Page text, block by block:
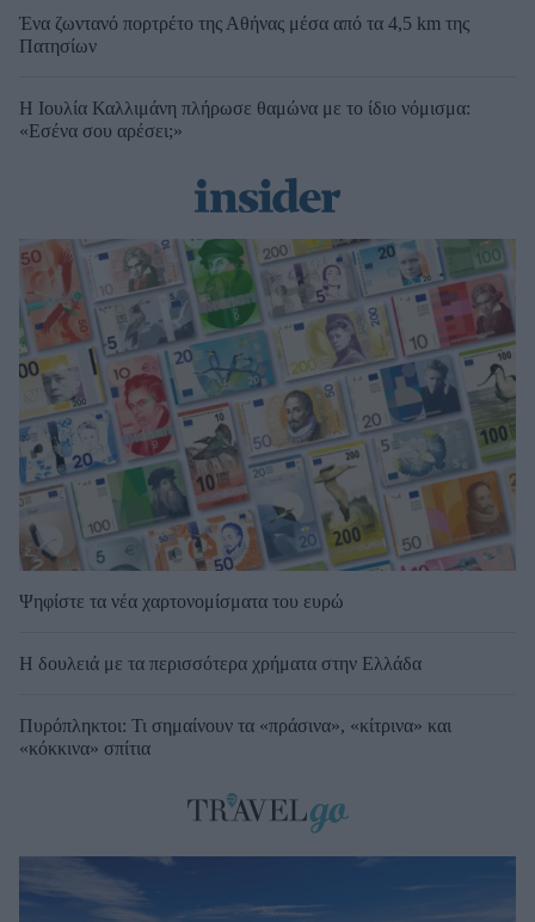
Ένα ζωντανό πορτρέτο της Αθήνας μέσα από τα 4,5 km της
Πατησίων
Η Ιουλία Καλλιμάνη πλήρωσε θαμώνα με το ίδιο νόμισμα:
«Εσένα σου αρέσει;»
Ψηφίστε τα νέα χαρτονομίσματα του ευρώ
Η δουλειά με τα περισσότερα χρήματα στην Ελλάδα
Πυρόπληκτοι: Τι σημαίνουν τα «πράσινα», «κίτρινα» και
«κόκκινα» σπίτια